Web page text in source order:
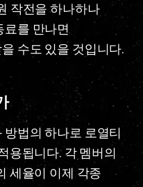
작전을 하나하나
료를 만나면
수도 있을 것입니다.
법의 하나로 로열티
용됩니다. 각 멤버의
세율이 이제 각종